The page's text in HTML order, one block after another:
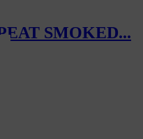
SMOKED...